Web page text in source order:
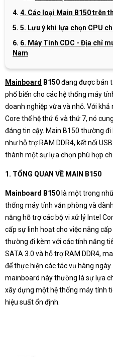
4. Các loại Main B150 trên
5. Lưu ý khi lựa chọn CPU
6. Máy Tính CDC - Địa chỉ
Nam
Mainboard B150đang được bán
phổ biến cho các hệ thống máy
doanh nghiệp vừa và nhỏ. Với khả
Core thế hệ thứ 6 và thứ 7, nó
đáng tin cậy. Main B150 thường
như hỗ trợ RAM DDR4, kết nối
thành một sự lựa chọn phù hợp
1. TỔNG QUAN VỀ MAIN B150
Mainboard B150 là một trong
thống máy tính văn phòng và
năng hỗ trợ các bộ vi xử lý Intel
cấp sự linh hoạt cho việc nâng
thường đi kèm với các tính năng
SATA 3.0 và hỗ trợ RAM DDR4,
để thực hiện các tác vụ hàng
mainboard này thường là sự lựa
xây dựng một hệ thống máy tính
hiệu suất ổn định.